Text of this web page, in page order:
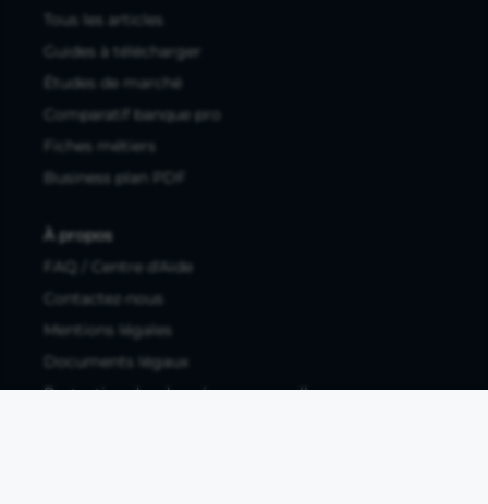
Tous les articles
Guides à télécharger
Études de marché
Comparatif banque pro
Fiches métiers
Business plan PDF
À propos
FAQ / Centre d'Aide
Contactez-nous
Mentions légales
Documents légaux
Protection des données personnelles